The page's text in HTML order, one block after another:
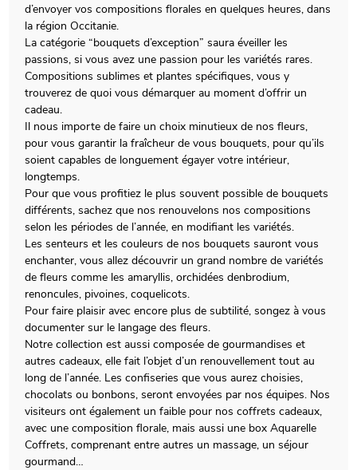
d’envoyer vos compositions florales en quelques heures, dans
la région Occitanie.
La catégorie “bouquets d’exception” saura éveiller les
passions, si vous avez une passion pour les variétés rares.
Compositions sublimes et plantes spécifiques, vous y
trouverez de quoi vous démarquer au moment d’offrir un
cadeau.
Il nous importe de faire un choix minutieux de nos fleurs,
pour vous garantir la fraîcheur de vous bouquets, pour qu’ils
soient capables de longuement égayer votre intérieur,
longtemps.
Pour que vous profitiez le plus souvent possible de bouquets
différents, sachez que nos renouvelons nos compositions
selon les périodes de l’année, en modifiant les variétés.
Les senteurs et les couleurs de nos bouquets sauront vous
enchanter, vous allez découvrir un grand nombre de variétés
de fleurs comme les amaryllis, orchidées denbrodium,
renoncules, pivoines, coquelicots.
Pour faire plaisir avec encore plus de subtilité, songez à vous
documenter sur le langage des fleurs.
Notre collection est aussi composée de gourmandises et
autres cadeaux, elle fait l’objet d’un renouvellement tout au
long de l’année. Les confiseries que vous aurez choisies,
chocolats ou bonbons, seront envoyées par nos équipes. Nos
visiteurs ont également un faible pour nos coffrets cadeaux,
avec une composition florale, mais aussi une box Aquarelle
Coffrets, comprenant entre autres un massage, un séjour
gourmand…